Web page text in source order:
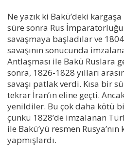
Ne yazık ki Bakü’deki
süre sonra Rus
savaşmaya başladılar ve
savaşının sonucunda
Antlaşması ile Bakü Ruslara
sonra, 1826-1828 yılları
savaşı patlak verdi. Kısa bir
tekrar İran’ın eline geçti.
yenildiler. Bu çok daha kötü
çünkü 1828’de imzalanan
ile Bakü’yü resmen Rusya’nın
yapmışlardı.